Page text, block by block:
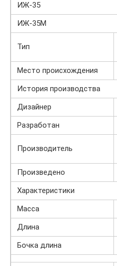
ИЖ-35
ИЖ-35М
Тип
Место происхождения
История производства
Дизайнер
Разработан
Производитель
Произведено
Характеристики
Масса
Длина
Бочка длина